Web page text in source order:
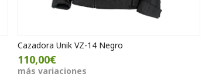
Cazadora Unik VZ-14 Negro
110,00€
más variaciones